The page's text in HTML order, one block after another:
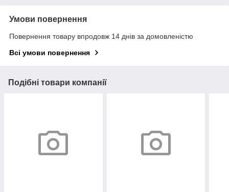
Умови повернення
Повернення товару впродовж 14 днів за домовленістю
Всі умови повернення
Подібні товари компанії